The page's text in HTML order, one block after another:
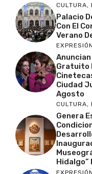
CULTURA,
Palacio
Con El
Verano
EXPRESIÓN
Anuncian
Gratuito
Ciudad
Agosto
CULTURA,
Genera
Hidalgo”
EXPRESIÓN